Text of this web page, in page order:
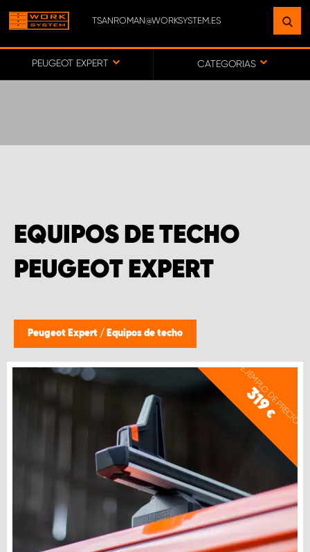
TSANROMAN@WORKSYSTEM.ES
PEUGEOT EXPERT CATEGORIAS
EQUIPOS DE TECHO
PEUGEOT EXPERT
Peugeot Expert / Equipos de techo
EJEMPLO DE PRECIO
319
€
ENCUENTRE UNA INSTALACIÓN
CERCA DE USTED